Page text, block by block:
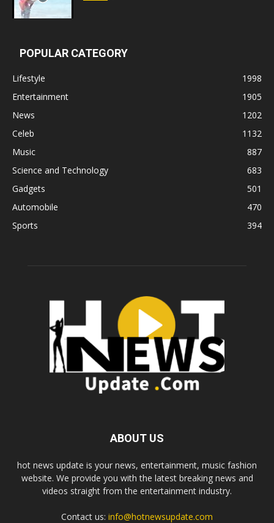
POPULAR CATEGORY
Lifestyle
1998
Entertainment
1905
News
1202
Celeb
1132
Music
887
Science and Technology
683
Gadgets
501
Automobile
470
Sports
394
ABOUT US
hot news update is your news, entertainment, music fashion
website. We provide you with the latest breaking news and
videos straight from the entertainment industry.
Contact us: info@hotnewsupdate.com